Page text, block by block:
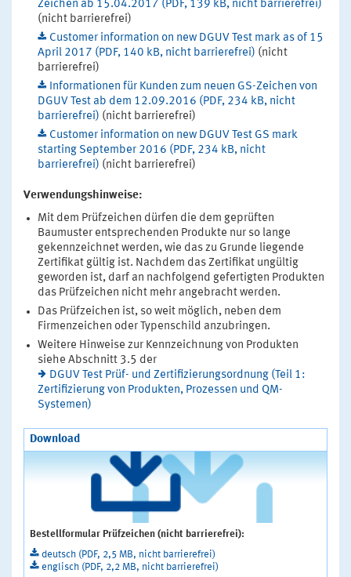
Zeichen ab 15.04.2017 (PDF, 139 kB, nicht barrierefrei)
(nicht barrierefrei)
Customer information on new DGUV Test mark as of 15
April 2017 (PDF, 140 kB, nicht barrierefrei) (nicht
barrierefrei)
Informationen für Kunden zum neuen GS-Zeichen von
DGUV Test ab dem 12.09.2016 (PDF, 234 kB, nicht
barrierefrei) (nicht barrierefrei)
Customer information on new DGUV Test GS mark
starting September 2016 (PDF, 234 kB, nicht
barrierefrei) (nicht barrierefrei)
Verwendungshinweise:
Mit dem Prüfzeichen dürfen die dem geprüften
Baumuster entsprechenden Produkte nur so lange
gekennzeichnet werden, wie das zu Grunde liegende
Zertifikat gültig ist. Nachdem das Zertifikat ungültig
geworden ist, darf an nachfolgend gefertigten Produkten
das Prüfzeichen nicht mehr angebracht werden.
Das Prüfzeichen ist, so weit möglich, neben dem
Firmenzeichen oder Typenschild anzubringen.
Weitere Hinweise zur Kennzeichnung von Produkten
siehe Abschnitt 3.5 der
DGUV Test Prüf- und Zertifizierungsordnung (Teil 1:
Zertifizierung von Produkten, Prozessen und QM-
Systemen)
Download
Bestellformular Prüfzeichen (nicht barrierefrei):
deutsch (PDF, 2,5 MB, nicht barrierefrei)
englisch (PDF, 2,2 MB, nicht barrierefrei)